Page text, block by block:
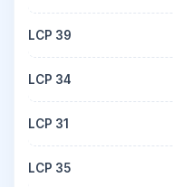
LCP 39
LCP 34
LCP 31
LCP 35